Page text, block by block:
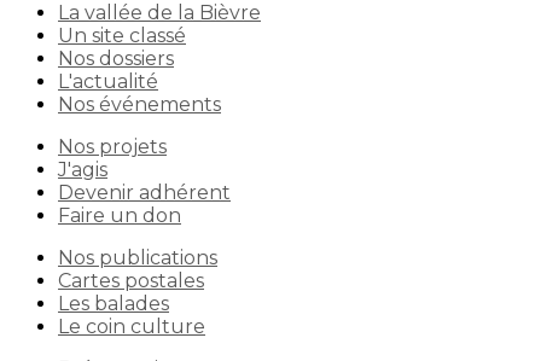
La vallée de la Bièvre
Un site classé
Nos dossiers
L'actualité
Nos événements
Nos projets
J'agis
Devenir adhérent
Faire un don
Nos publications
Cartes postales
Les balades
Le coin culture